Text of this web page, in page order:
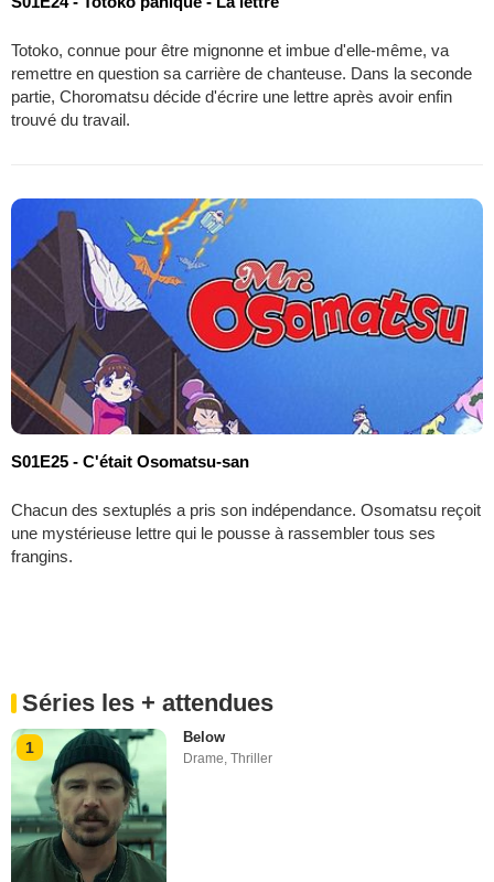
Totoko, connue pour être mignonne et imbue d'elle-même, va
remettre en question sa carrière de chanteuse. Dans la seconde
partie, Choromatsu décide d'écrire une lettre après avoir enfin
trouvé du travail.
S01E25 - C'était Osomatsu-san
Chacun des sextuplés a pris son indépendance. Osomatsu reçoit
une mystérieuse lettre qui le pousse à rassembler tous ses
frangins.
Séries les + attendues
1
Below
Drame,Thriller